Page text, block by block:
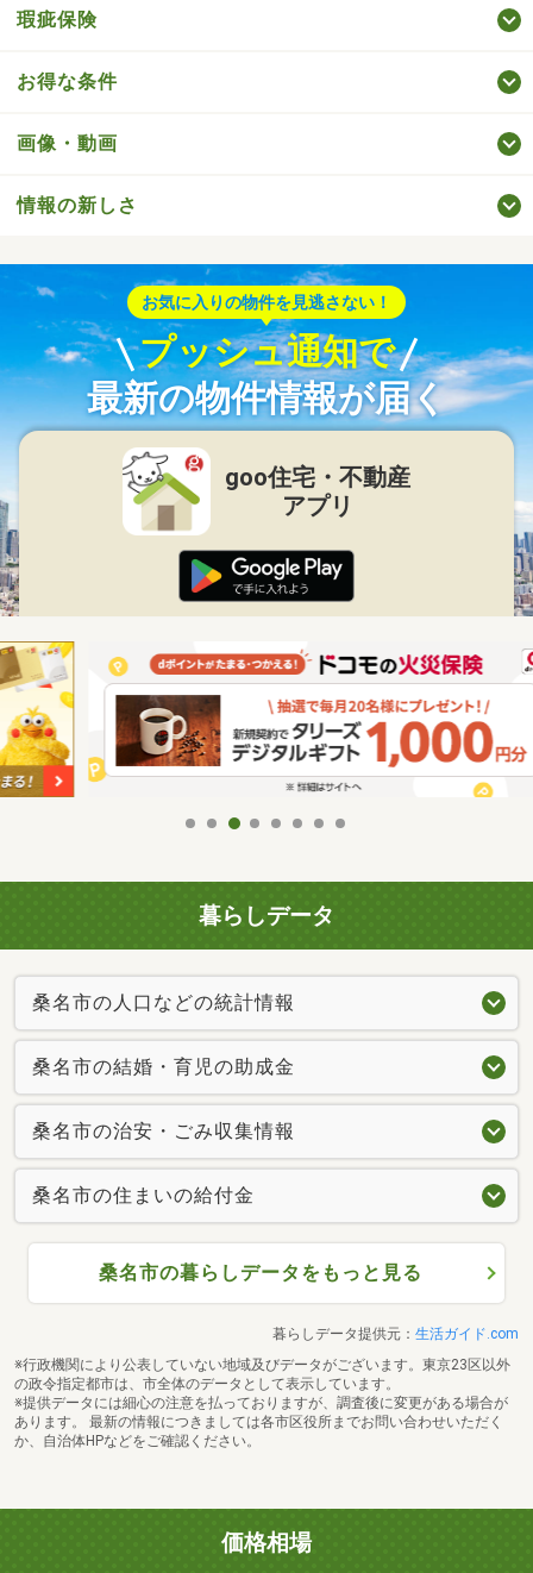
瑕疵保険
お得な条件
画像・動画
情報の新しさ
お気に入りの物件を見逃さない！
プッシュ通知で
最新の物件情報が届く
goo住宅・不動産
アプリ
暮らしデータ
桑名市の人口などの統計情報
桑名市の結婚・育児の助成金
桑名市の治安・ごみ収集情報
桑名市の住まいの給付金
桑名市の暮らしデータをもっと見る
暮らしデータ提供元： 生活ガイド.com
※行政機関により公表していない地域及びデータがございます。東京23区以外
の政令指定都市は、市全体のデータとして表示しています。
※提供データには細心の注意を払っておりますが、調査後に変更がある場合が
あります。 最新の情報につきましては各市区役所までお問い合わせいただく
か、自治体HPなどをご確認ください。
価格相場